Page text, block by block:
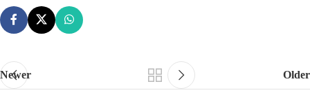
Newer Older